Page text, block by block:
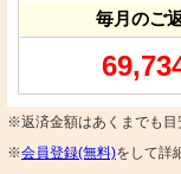
毎月のご
※返済金額はあくまでも目
※会員登録(無料)をして詳